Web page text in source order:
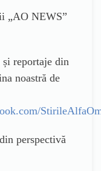
„AO NEWS”
reportaje din
noastră de
perspectivă